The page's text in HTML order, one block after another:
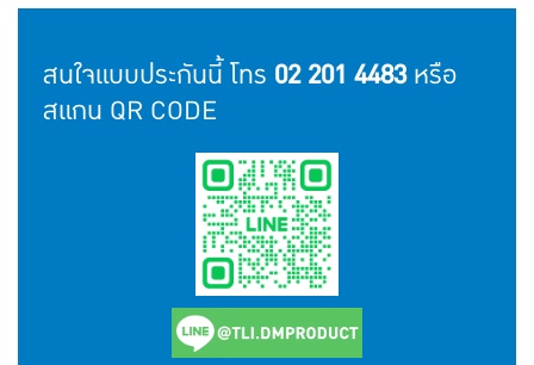
สนใจแบบประกันนี้ โทร 02 201 4483หรือ
สแกน QR CODE